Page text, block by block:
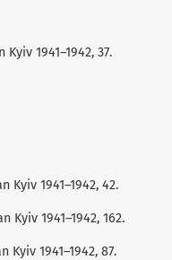
1941–1942, 37.
1941–1942, 42.
1941–1942, 162.
1941–1942, 87.